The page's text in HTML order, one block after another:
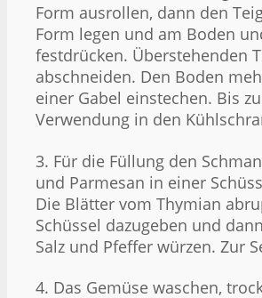
Form ausrollen, dann den
Form legen und am Boden
festdrücken. Überstehenden
abschneiden. Den Boden
einer Gabel einstechen. Bis
Verwendung in den
3. Für die Füllung den
und Parmesan in einer
Die Blätter vom Thymian
Schüssel dazugeben und
Salz und Pfeffer würzen. Zur
4. Das Gemüse waschen,